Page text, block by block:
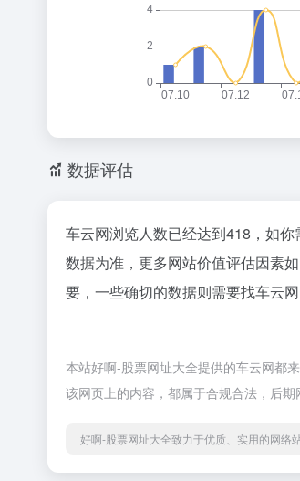
数据评估
车云网浏览人数已经达到418，如
数据为准，更多网站价值评估因素
要，一些确切的数据则需要找车云
本站好啊-股票网址大全提供的车云网都
该网页上的内容，都属于合规合法，后
好啊-股票网址大全致力于优质、实用的网络